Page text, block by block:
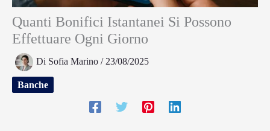
Quanti Bonifici Istantanei Si Possono
Effettuare Ogni Giorno
Di Sofia Marino / 23/08/2025
Banche